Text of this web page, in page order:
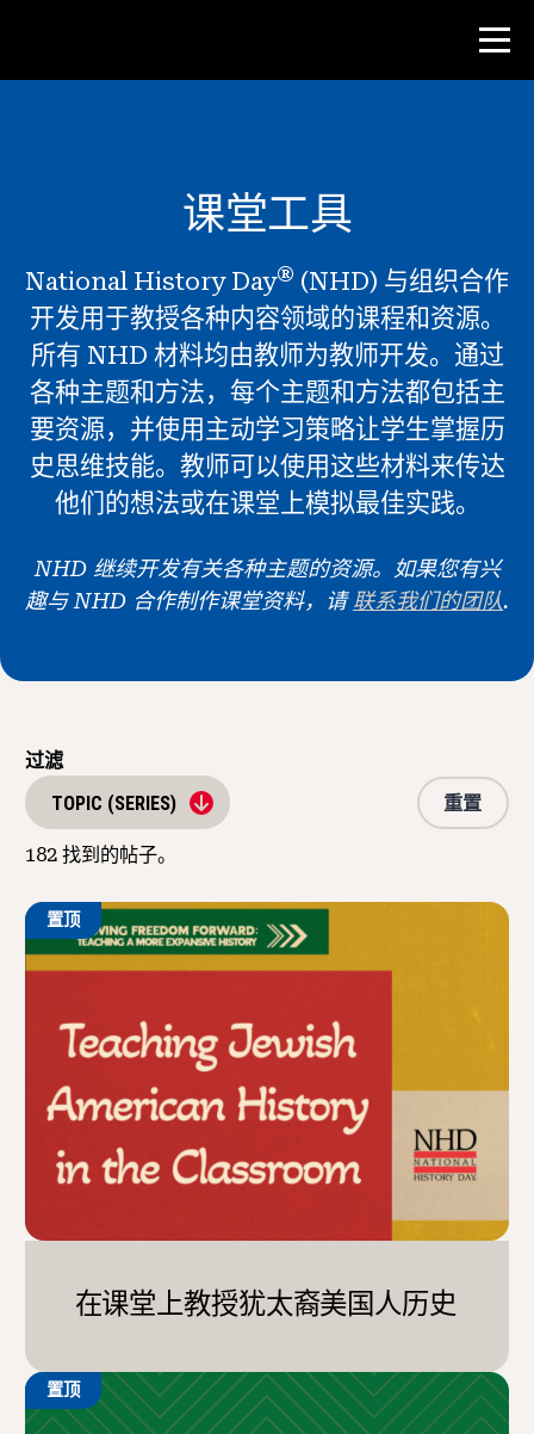
课堂工具
培训班
研究所
教学研究技能
为 NHD 学生提供建议
新闻与事件
®
课堂工具
National History Day® (NHD) 与组织合作
开发用于教授各种内容领域的课程和资源。
所有 NHD 材料均由教师为教师开发。通过
各种主题和方法，每个主题和方法都包括主
要资源，并使用主动学习策略让学生掌握历
史思维技能。教师可以使用这些材料来传达
他们的想法或在课堂上模拟最佳实践。
NHD 继续开发有关各种主题的资源。如果您有兴
趣与 NHD 合作制作课堂资料，请联系我们的团队.
过滤
TOPIC (SERIES)
182 找到的帖子。
重置
置顶
在课堂上教授犹太裔美国人历史
置顶